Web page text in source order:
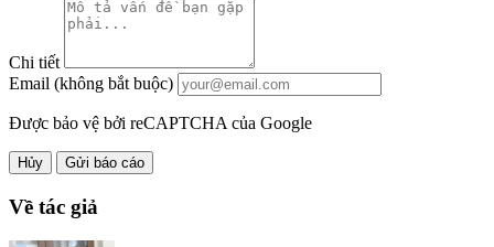
Chi tiết
Email (không bắt buộc)
Được bảo vệ bởi reCAPTCHA của Google
Hủy Gửi báo cáo
Về tác giả